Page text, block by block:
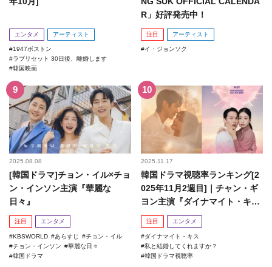
エンタメ アーティスト
1947ボストン
ラブリセット 30日後、離婚します
韓国映画
R」好評発売中！
注目 アーティスト
イ・ジョンソク
2025.08.08
[韓国ドラマ]チョン・イル×チョ
ン・インソン主演『華麗な
日々』
注目 エンタメ
KBSWORLD あらすじ
チョン・イル
チョン・インソン
華麗な日々
韓国ドラマ
2025.11.17
韓国ドラマ視聴率ランキング[2
025年11月2週目]｜チャン・ギ
ヨン主演『ダイナマイト・キ
ス』がランクイン！
注目 エンタメ
ダイナマイト・キス
私と結婚してくれますか？
韓国ドラマ視聴率